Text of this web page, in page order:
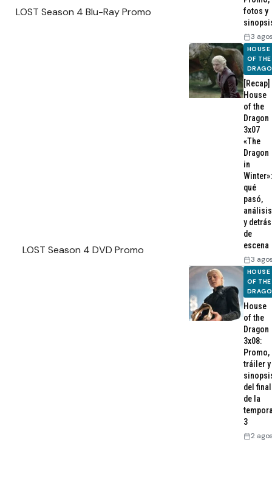
LOST Season 4 Blu-Ray Promo
LOST Season 4 DVD Promo
fotos y
3
HOUSE
OF THE
[Recap]
House
of the
Dragon
3x07
«The
Dragon
in
Winter»:
qué
pasó,
análisis
y detrás
de
escena
3
HOUSE
OF THE
House
of the
Dragon
3x08:
Promo,
tráiler y
del final
de la
3
2